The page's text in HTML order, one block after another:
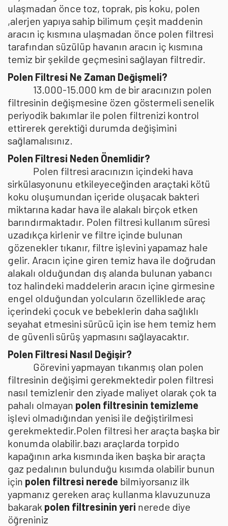
ulaşmadan önce toz, toprak, pis koku, polen
,alerjen yapıya sahip bilimum çeşit maddenin
aracın iç kısmına ulaşmadan önce polen filtresi
tarafından süzülüp havanın aracın iç kısmına
temiz bir şekilde geçmesini sağlayan filtredir.
Polen Filtresi Ne Zaman Değişmeli?
13.000-15.000 km de bir aracınızın polen
filtresinin değişmesine özen göstermeli senelik
periyodik bakımlar ile polen filtrenizi kontrol
ettirerek gerektiği durumda değişimini
sağlamalısınız.
Polen Filtresi Neden Önemlidir?
Polen filtresi aracınızın içindeki hava
sirkülasyonunu etkileyeceğinden araçtaki kötü
koku oluşumundan içeride oluşacak bakteri
miktarına kadar hava ile alakalı birçok etken
barındırmaktadır. Polen filtresi kullanım süresi
uzadıkça kirlenir ve filtre içinde bulunan
gözenekler tıkanır, filtre işlevini yapamaz hale
gelir. Aracın içine giren temiz hava ile doğrudan
alakalı olduğundan dış alanda bulunan yabancı
toz halindeki maddelerin aracın içine girmesine
engel olduğundan yolcuların özelliklede araç
içerindeki çocuk ve bebeklerin daha sağlıklı
seyahat etmesini sürücü için ise hem temiz hem
de güvenli sürüş yapmasını sağlayacaktır.
Polen Filtresi Nasıl Değişir?
Görevini yapmayan tıkanmış olan polen
filtresinin değişimi gerekmektedir polen filtresi
nasıl temizlenir den ziyade maliyet olarak çok ta
pahalı olmayan polen filtresinin temizleme
işlevi olmadığından yenisi ile değiştirilmesi
gerekmektedir.Polen filtresi her araçta başka bir
konumda olabilir.bazı araçlarda torpido
kapağının arka kısmında iken başka bir araçta
gaz pedalının bulunduğu kısımda olabilir bunun
için polen filtresi nerede bilmiyorsanız ilk
yapmanız gereken araç kullanma klavuzunuza
bakarak polen filtresinin yeri nerede diye
öğreniniz